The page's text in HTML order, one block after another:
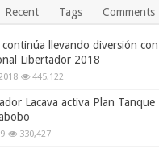
Recent Tags Comments
continúa llevando diversión con
Libertador 2018
445,122
Lacava activa Plan Tanque
330,427